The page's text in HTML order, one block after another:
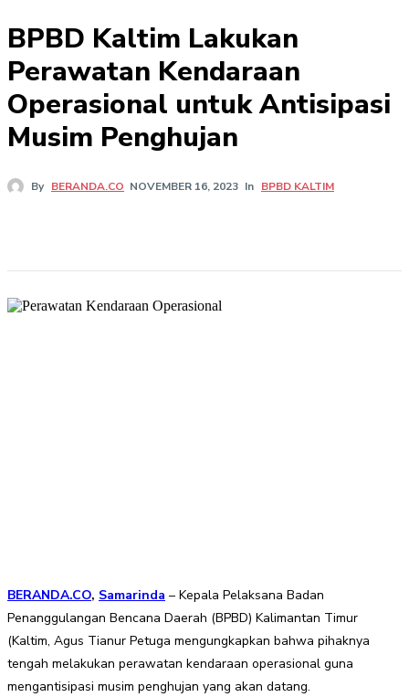
BPBD Kaltim Lakukan
Perawatan Kendaraan
Operasional untuk Antisipasi
Musim Penghujan
By BERANDA.CO NOVEMBER 16, 2023 In BPBD KALTIM
BERANDA.CO, Samarinda – Kepala Pelaksana Badan
Penanggulangan Bencana Daerah (BPBD) Kalimantan Timur
(Kaltim, Agus Tianur Petuga mengungkapkan bahwa pihaknya
tengah melakukan perawatan kendaraan operasional guna
mengantisipasi musim penghujan yang akan datang.